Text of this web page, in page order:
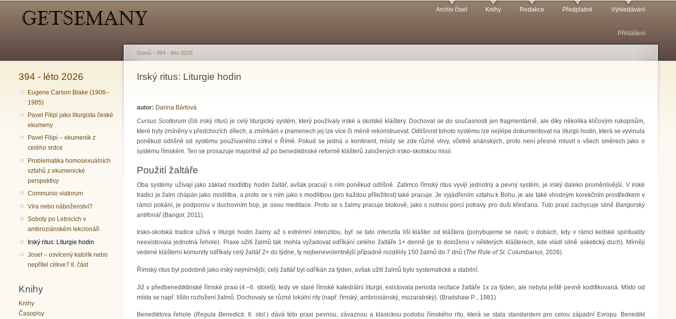
Archiv čísel Knihy Redakce Předplatné Vyhledávání
Přihlášení
394 - léto 2026
Eugene Carson Blake (1906–
1985)
Pavel Filipi jako liturgista české
ekumeny
Pavel Filipi – ekumenik z
celého srdce
Problematika homosexuálních
vztahů z ekumenické
perspektivy
Communio viatorum
Víra nebo náboženství?
Soboty po Letnicích v
ambroziánském lekcionáři
Irský ritus: Liturgie hodin
Josef – osvícený katolík nebo
nepřítel církve? II. část
Knihy
Knihy
Časopisy
Jste zde
Domů › 394 - léto 2026
Irský ritus: Liturgie hodin
autor: Darina Bártová
Cursus Scottorum(čili irský ritus) je celý liturgický systém, který používaly irské a skotské kláštery. Dochoval se do současnosti jen fragmentárně, ale díky několika klíčovým rukopisům,
které byly zmíněny v předchozích dílech, a zmínkám v pramenech jej lze více či méně rekonstruovat. Odlišnost tohoto systému lze nejlépe dokumentovat na liturgii hodin, která se vyvinula
poněkud odlišně od systému používaného církví v Římě. Pokud se jedná o kontinent, mísily se zde různé vlivy, včetně ariánských, proto není přesné mluvit o všech směrech jako o
systému římském. Ten se prosazuje majoritně až po benediktinské reformě klášterů založených irsko-skotskou misií.
Použití žaltáře
Oba systémy užívají jako základ modlitby hodin žaltář, avšak pracují s ním poněkud odlišně. Zatímco římský ritus vyvíjí jednotný a pevný systém, je irský daleko proměnlivější. V irské
tradici je žalm chápán jako modlitba, a proto se s ním jako s modlitbou (pro každou příležitost) také pracuje. Je vyjádřením vztahu k Bohu, je ale také vhodným korekčním prostředkem v
rámci pokání, je podporou v duchovním boji, je osou meditace. Proto se s žalmy pracuje blokově, jako s nutnou porcí potravy pro duši křesťana. Tuto praxi zachycuje silně Bangorský
antifonář(Bangor, 2011).
Irsko‑skotská tradice užívá v liturgii hodin žalmy až s extrémní intenzitou, byť se tato intenzita liší klášter od kláštera (pohybujeme se navíc v dobách, kdy v rámci keltské spirituality
neexistovala jednotná řehole). Praxe užití žalmů tak mohla vyžadovat odříkání celého žaltáře 1× denně (je to doloženo v některých klášterech, kde vládl silně asketický duch). Mírněji
vedené klášterní komunity odříkaly celý žaltář 2× do týdne, ty nejbenevolentnější případně rozdělily 150 žalmů do 7 dnů (The Rule of St. Columbanus, 2026).
Římský ritus byl podobně jako irský nejmírnější, celý žaltář byl odříkán za týden, avšak užití žalmů bylo systematické a stabilní.
Již v předbenediktinské římské praxi (4.–6. století), tedy ve staré římské katedrální liturgii, existovala perioda recitace žaltáře 1x za týden, ale nebyla ještě pevně kodifikovaná. Místo od
místa se např. lišilo rozložení žalmů. Dochovaly se různé lokální rity (např. římský, ambrosiánský, mozarabský). (Bradshaw P. , 1981)
Benediktova řehole (Regula Benedicti, 6. stol.) dává této praxi pevnou, závaznou a klasickou podobu římského ritu, která se stala standardem pro celou západní Evropu. Benedikt